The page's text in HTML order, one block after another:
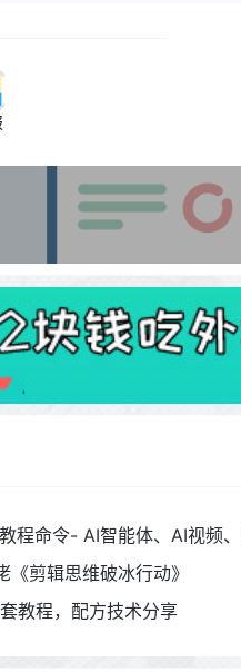
程命令- AI智能体、AI视频
《剪辑思维破冰行动》
教程，配方技术分享